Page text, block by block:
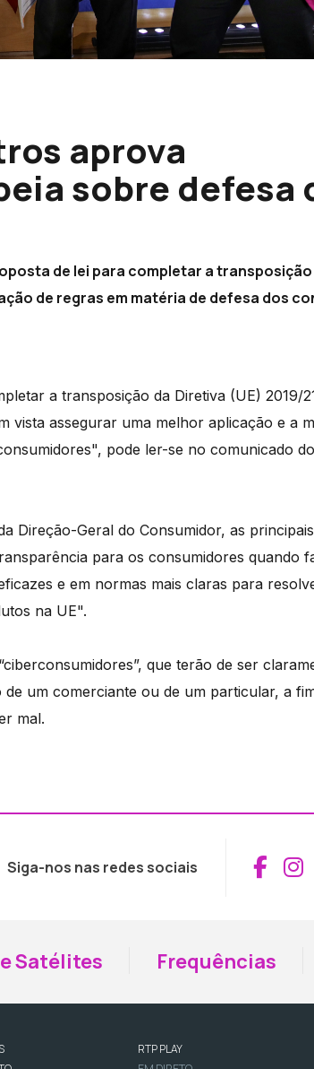
aprova
sobre defesa
de lei para completar a transposição
de regras em matéria de defesa dos
a transposição da Diretiva (UE) 2019/
vista assegurar uma melhor aplicação e a
pode ler-se no comunicado
Direção-Geral do Consumidor, as
para os consumidores quando
e em normas mais claras para
na UE".
que terão de ser
um comerciante ou de um particular, a
mal.
Siga-nos nas redes sociais
Satélites Frequências
RTP PLAY